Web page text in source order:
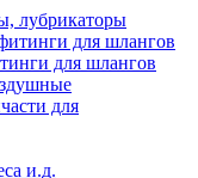
лубрикаторы
для шлангов
для
и.д.